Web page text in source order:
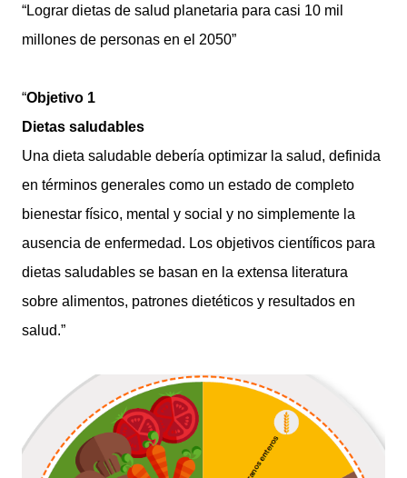
“Lograr dietas de salud planetaria para casi 10 mil
millones de personas en el 2050”
“Objetivo 1
Dietas saludables
Una dieta saludable debería optimizar la salud, definida
en términos generales como un estado de completo
bienestar físico, mental y social y no simplemente la
ausencia de enfermedad. Los objetivos científicos para
dietas saludables se basan en la extensa literatura
sobre alimentos, patrones dietéticos y resultados en
salud.”